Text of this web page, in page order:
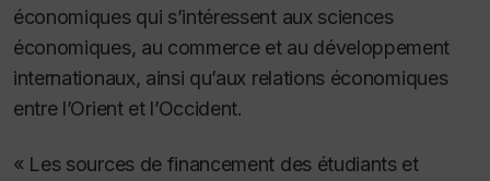
économiques qui s’intéressent aux sciences
économiques, au commerce et au développement
internationaux, ainsi qu’aux relations économiques
entre l’Orient et l’Occident.
« Les sources de financement des étudiants et